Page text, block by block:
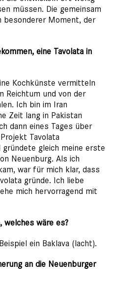
müssen. Die gemeinsam
besonderer Moment, der
eine Tavolata in
Kochkünste vermitteln
Reichtum und von der
Ich bin im Iran
Zeit lang in Pakistan
dann eines Tages über
Tavolata
gleich meine erste
Neuenburg. Als ich
war für mich klar, dass
gründe. Ich liebe
mich hervorragend mit
welches wäre es?
ein Baklava (lacht).
an die Neuenburger